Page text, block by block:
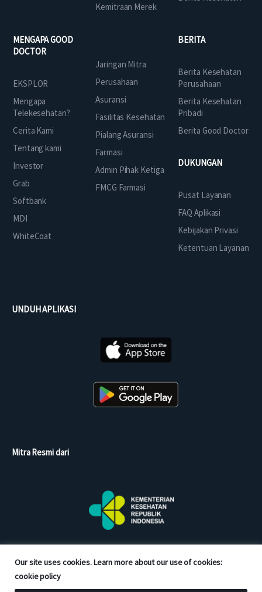
Our site uses cookies. Learn more about our use of cookies:
cookie policy
Kemitraan Merek
MENGAPA GOOD
DOCTOR
EKSPLOR
Mengapa
Telekesehatan?
Cerita Kami
Tentang kami
Investor
Grab
Softbank
MDI
WhiteCoat
Jaringan Mitra
Perusahaan
Asuransi
Fasilitas Kesehatan
Pialang Asuransi
Farmasi
Admin Pihak Ketiga
FMCG Farmasi
BERITA
Berita Kesehatan
Perusahaan
Berita Kesehatan
Pribadi
Berita Good Doctor
DUKUNGAN
Pusat Layanan
FAQ Aplikasi
Kebijakan Privasi
Ketentuan Layanan
UNDUH APLIKASI
Mitra Resmi dari